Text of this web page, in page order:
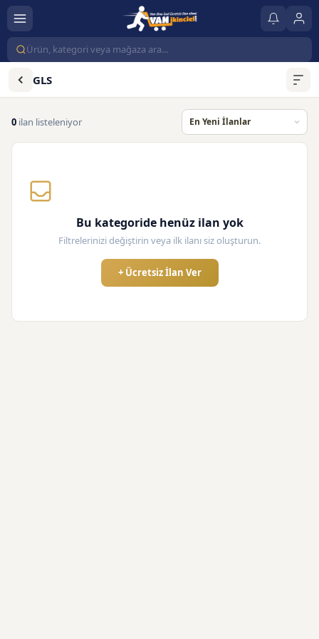
GLS
0 ilan listeleniyor
Bu kategoride henüz ilan yok
Filtrelerinizi değiştirin veya ilk ilanı siz oluşturun.
+ Ücretsiz İlan Ver